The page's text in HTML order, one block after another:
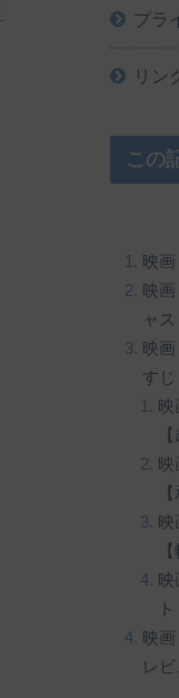
プラ
リン
この
映
映
ャス
映
すじ
映
レ